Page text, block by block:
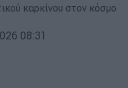
καρκίνου στον κόσμο
08:31